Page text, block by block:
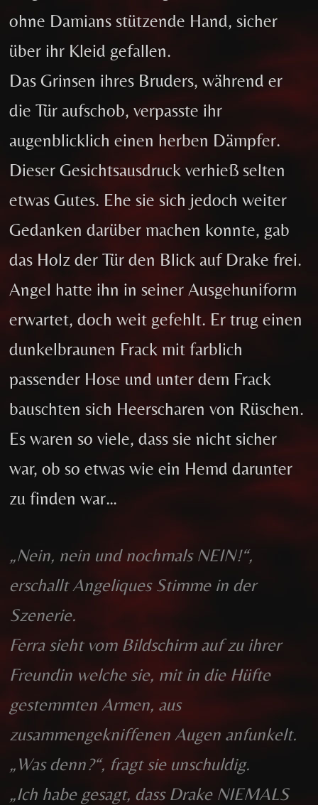
ohne Damians stützende Hand, sicher
über ihr Kleid gefallen.
Das Grinsen ihres Bruders, während er
die Tür aufschob, verpasste ihr
augenblicklich einen herben Dämpfer.
Dieser Gesichtsausdruck verhieß selten
etwas Gutes. Ehe sie sich jedoch weiter
Gedanken darüber machen konnte, gab
das Holz der Tür den Blick auf Drake frei.
Angel hatte ihn in seiner Ausgehuniform
erwartet, doch weit gefehlt. Er trug einen
dunkelbraunen Frack mit farblich
passender Hose und unter dem Frack
bauschten sich Heerscharen von Rüschen.
Es waren so viele, dass sie nicht sicher
war, ob so etwas wie ein Hemd darunter
zu finden war…
„Nein, nein und nochmals NEIN!“,
erschallt Angeliques Stimme in der
Szenerie.
Ferra sieht vom Bildschirm auf zu ihrer
Freundin welche sie, mit in die Hüfte
gestemmten Armen, aus
zusammengekniffenen Augen anfunkelt.
„Was denn?“, fragt sie unschuldig.
„Ich habe gesagt, dass Drake NIEMALS